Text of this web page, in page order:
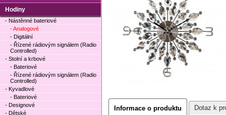
Informace o produktu Dotaz k
Hodiny
- Nástěnné bateriové
- Analogové
- Digitální
- Řízené rádiovým signálem (Radio
Controlled)
- Stolní a krbové
- Bateriové
- Řízené rádiovým signálem (Radio
Controlled)
- Kyvadlové
- Bateriové
- Designové
- Dětské